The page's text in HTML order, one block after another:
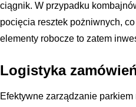
ciągnik. W przypadku
pocięcia resztek pożniwnych,
elementy robocze to zatem
Logistyka
Efektywne zarządzanie